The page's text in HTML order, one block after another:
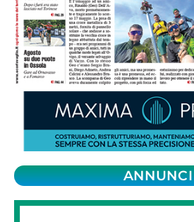
ANNUNCI